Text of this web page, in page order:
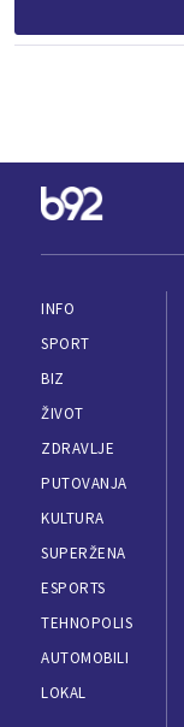
INFO
SPORT
BIZ
ŽIVOT
ZDRAVLJE
PUTOVANJA
KULTURA
SUPERŽENA
ESPORTS
TEHNOPOLIS
AUTOMOBILI
LOKAL